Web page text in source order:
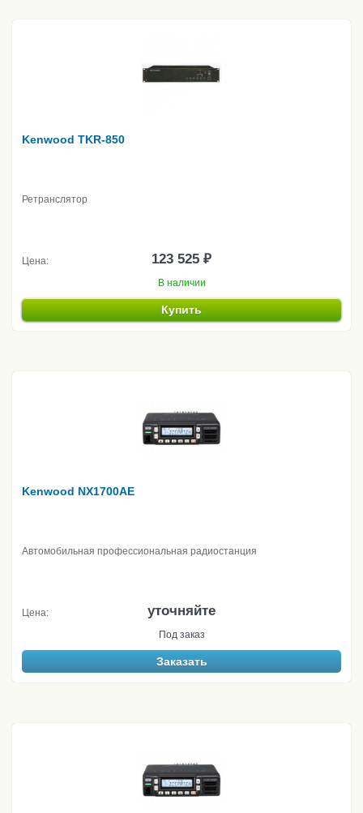
Kenwood TKR-850
Ретранслятор
Цена: 123 525 ₽
В наличии
Купить
Kenwood NX1700AE
Автомобильная профессиональная радиостанция
Цена: уточняйте
Под заказ
Заказать